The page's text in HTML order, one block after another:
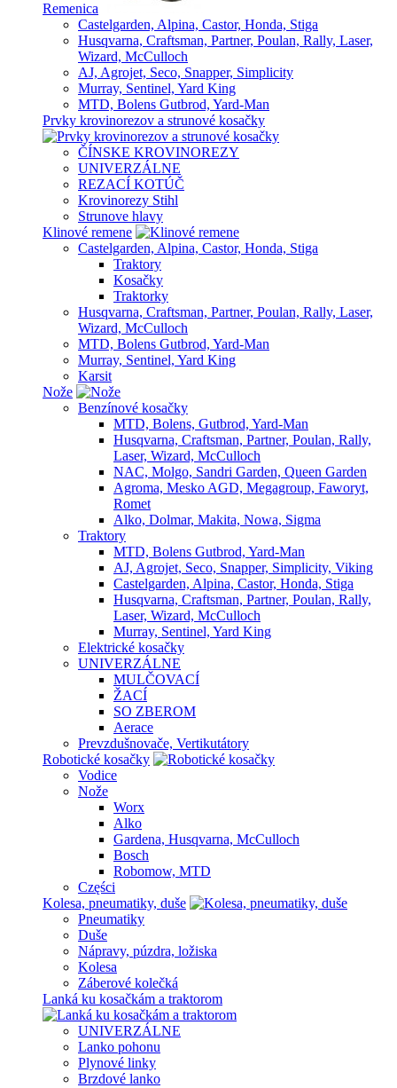
Remenica
Castelgarden, Alpina, Castor, Honda, Stiga
Husqvarna, Craftsman, Partner, Poulan, Rally, Laser,
Wizard, McCulloch
AJ, Agrojet, Seco, Snapper, Simplicity
Murray, Sentinel, Yard King
MTD, Bolens Gutbrod, Yard-Man
Prvky krovinorezov a strunové kosačky
ČÍNSKE KROVINOREZY
UNIVERZÁLNE
REZACÍ KOTÚČ
Krovinorezy Stihl
Strunove hlavy
Klinové remene
Castelgarden, Alpina, Castor, Honda, Stiga
Traktory
Kosačky
Traktorky
Husqvarna, Craftsman, Partner, Poulan, Rally, Laser,
Wizard, McCulloch
MTD, Bolens Gutbrod, Yard-Man
Murray, Sentinel, Yard King
Karsit
Nože
Benzínové kosačky
MTD, Bolens, Gutbrod, Yard-Man
Husqvarna, Craftsman, Partner, Poulan, Rally,
Laser, Wizard, McCulloch
NAC, Molgo, Sandri Garden, Queen Garden
Agroma, Mesko AGD, Megagroup, Faworyt,
Romet
Alko, Dolmar, Makita, Nowa, Sigma
Traktory
MTD, Bolens Gutbrod, Yard-Man
AJ, Agrojet, Seco, Snapper, Simplicity, Viking
Castelgarden, Alpina, Castor, Honda, Stiga
Husqvarna, Craftsman, Partner, Poulan, Rally,
Laser, Wizard, McCulloch
Murray, Sentinel, Yard King
Elektrické kosačky
UNIVERZÁLNE
MULČOVACÍ
ŽACÍ
SO ZBEROM
Aerace
Prevzdušnovače, Vertikutátory
Robotické kosačky
Vodice
Nože
Worx
Alko
Gardena, Husqvarna, McCulloch
Bosch
Robomow, MTD
Części
Kolesa, pneumatiky, duše
Pneumatiky
Duše
Nápravy, púzdra, ložiska
Kolesa
Záberové kolečká
Lanká ku kosačkám a traktorom
UNIVERZÁLNE
Lanko pohonu
Plynové linky
Brzdové lanko